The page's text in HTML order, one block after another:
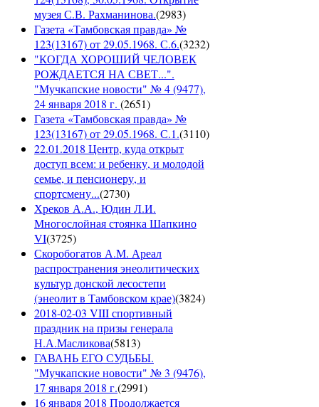
музея С.В. Рахманинова.(2983)
Газета «Тамбовская правда» №
123(13167) от 29.05.1968. С.6.(3232)
"КОГДА ХОРОШИЙ ЧЕЛОВЕК
РОЖДАЕТСЯ НА СВЕТ...".
"Мучкапские новости" № 4 (9477),
24 января 2018 г. (2651)
Газета «Тамбовская правда» №
123(13167) от 29.05.1968. С.1.(3110)
22.01.2018 Центр, куда открыт
доступ всем: и ребенку, и молодой
семье, и пенсионеру, и
спортсмену...(2730)
Хреков А.А., Юдин Л.И.
Многослойная стоянка Шапкино
VI(3725)
Скоробогатов А.М. Ареал
распространения энеолитических
культур донской лесостепи
(энеолит в Тамбовском крае)(3824)
2018-02-03 VIII спортивный
праздник на призы генерала
Н.А.Масликова(5813)
ГАВАНЬ ЕГО СУДЬБЫ.
"Мучкапские новости" № 3 (9476),
17 января 2018 г.(2991)
16 января 2018 Продолжается